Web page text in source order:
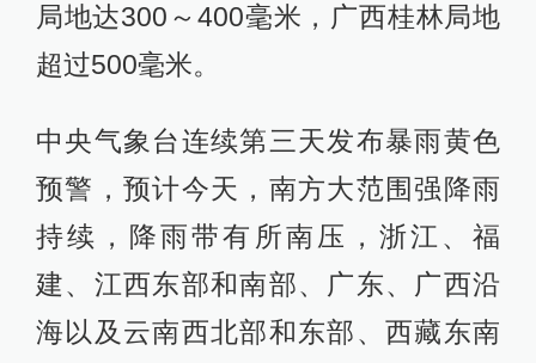
局地达300～400毫米，广西桂林局地
超过500毫米。
中央气象台连续第三天发布暴雨黄色
预警，预计今天，南方大范围强降雨
持续，降雨带有所南压，浙江、福
建、江西东部和南部、广东、广西沿
海以及云南西北部和东部、西藏东南